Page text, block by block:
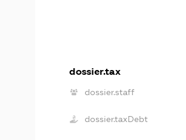
dossier.tax
dossier.staff
dossier.taxDebt